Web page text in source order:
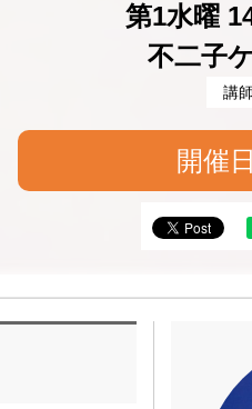
第1水曜
不二子
講
開催